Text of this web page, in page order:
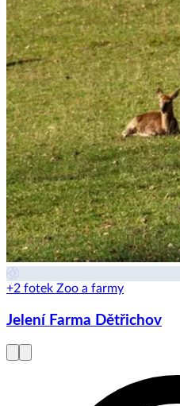
+2 fotek Zoo a farmy
Jelení Farma Dětřichov